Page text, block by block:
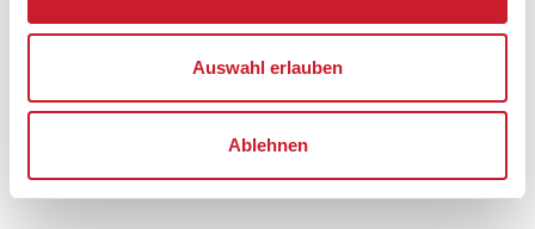
Auswahl erlauben
Ablehnen